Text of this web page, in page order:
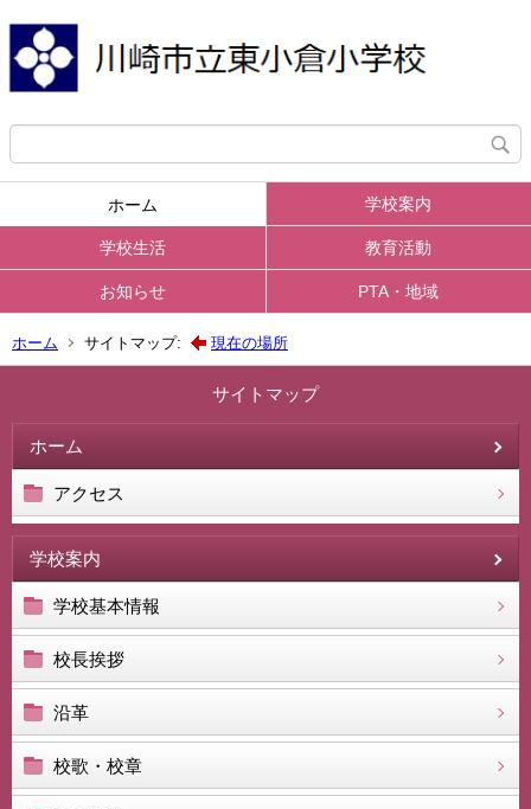
ホーム 学校案内
学校生活 教育活動
お知らせ PTA・地域
ホーム サイトマップ: 現在の場所
サイトマップ
ホーム
アクセス
学校案内
学校基本情報
校長挨拶
沿革
校歌・校章